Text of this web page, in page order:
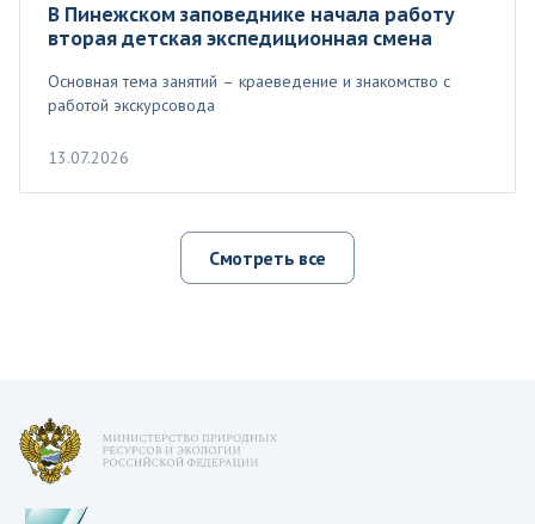
В Пинежском заповеднике начала работу
вторая детская экспедиционная смена
Основная тема занятий – краеведение и знакомство с
работой экскурсовода
13.07.2026
Смотреть все